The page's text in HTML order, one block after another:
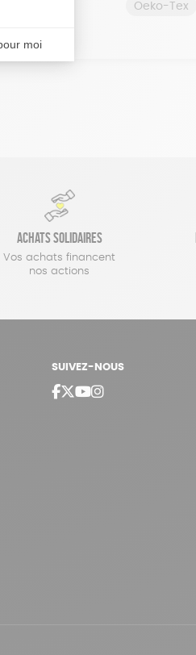
Oeko-Tex
Achats solidaires
Vos achats financent
nos actions
SUIVEZ-NOUS